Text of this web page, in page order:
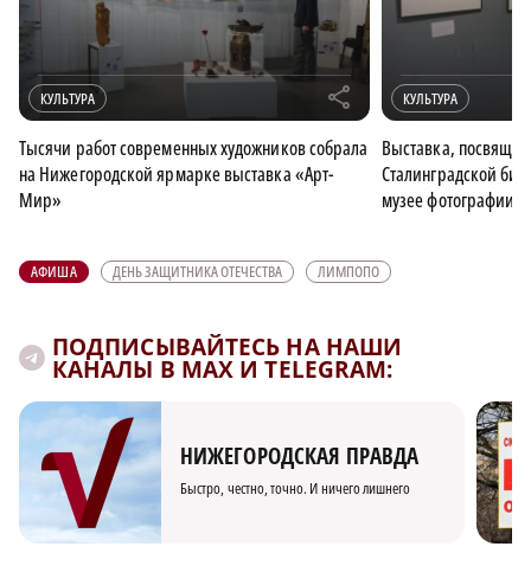
КУЛЬТУРА r
Тысячи работ современных художников собрала
на Нижегородской ярмарке выставка «Арт-
Мир»
КУЛЬТУРА
Выставка,
Сталинградской
музее фотографии
АФИША ДЕНЬ ЗАЩИТНИКА ОТЕЧЕСТВА ЛИМПОПО
ПОДПИСЫВАЙТЕСЬ НА НАШИ
КАНАЛЫ В MAX И TELEGRAM:
НИЖЕГОРОДСКАЯ ПРАВДА
Быстро, честно, точно. И ничего лишнего